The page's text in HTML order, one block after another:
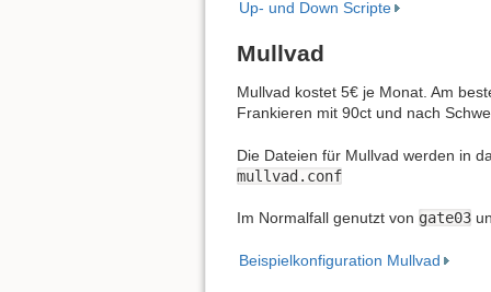
Up- und Down Scripte
Mullvad
Mullvad kostet 5€ je Monat. Am
Frankieren mit 90ct und nach
Die Dateien für Mullvad werden in
mullvad.conf
Im Normalfall genutzt von gate03
Beispielkonfiguration Mullvad